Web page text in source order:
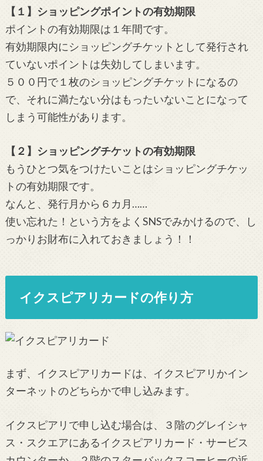
【１】ショッピングポイントの有効期限
ポイントの有効期限は１年間です。
有効期限内にショッピングチケットとして発行され
ていないポイントは失効してしまいます。
５００円で１枚のショッピングチケットになるの
で、それに満たない分はもったいないことになって
しまう可能性があります。
【２】ショッピングチケットの有効期限
もうひとつ気をつけたいことはショッピングチケッ
トの有効期限です。
なんと、発行月から６カ月……
使い忘れた！という方をよくSNSでみかけるので、し
っかりお財布に入れておきましょう！！
イクスピアリカードの作り方
まず、イクスピアリカードは、イクスピアリかイン
ターネットのどちらかで申し込みます。
イクスピアリで申し込む場合は、３階のグレイシャ
ス・スクエアにあるイクスピアリカード・サービス